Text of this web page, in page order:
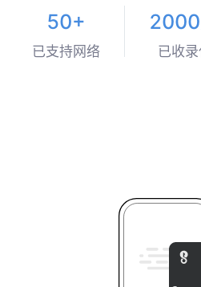
50+
已支持网络 已收